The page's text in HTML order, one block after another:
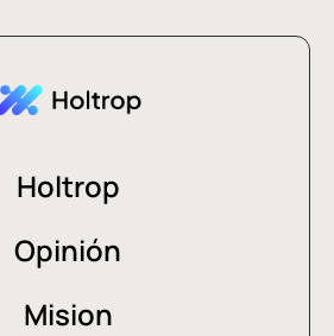
Holtrop
Opinión
Mision